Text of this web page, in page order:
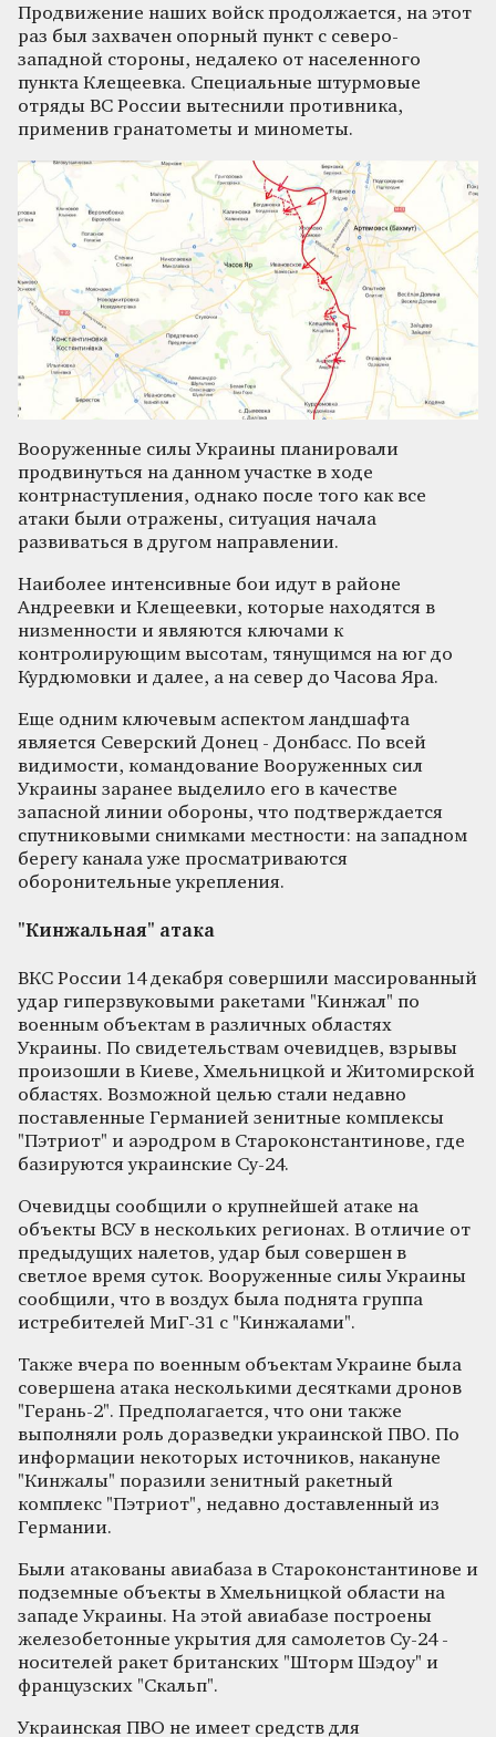
Продвижение наших войск продолжается, на этот
раз был захвачен опорный пункт с северо-
западной стороны, недалеко от населенного
пункта Клещеевка. Специальные штурмовые
отряды ВС России вытеснили противника,
применив гранатометы и минометы.
Вооруженные силы Украины планировали
продвинуться на данном участке в ходе
контрнаступления, однако после того как все
атаки были отражены, ситуация начала
развиваться в другом направлении.
Наиболее интенсивные бои идут в районе
Андреевки и Клещеевки, которые находятся в
низменности и являются ключами к
контролирующим высотам, тянущимся на юг до
Курдюмовки и далее, а на север до Часова Яра.
Еще одним ключевым аспектом ландшафта
является Северский Донец - Донбасс. По всей
видимости, командование Вооруженных сил
Украины заранее выделило его в качестве
запасной линии обороны, что подтверждается
спутниковыми снимками местности: на западном
берегу канала уже просматриваются
оборонительные укрепления.
"Кинжальная" атака
ВКС России 14 декабря совершили массированный
удар гиперзвуковыми ракетами "Кинжал" по
военным объектам в различных областях
Украины. По свидетельствам очевидцев, взрывы
произошли в Киеве, Хмельницкой и Житомирской
областях. Возможной целью стали недавно
поставленные Германией зенитные комплексы
"Пэтриот" и аэродром в Староконстантинове, где
базируются украинские Су-24.
Очевидцы сообщили о крупнейшей атаке на
объекты ВСУ в нескольких регионах. В отличие от
предыдущих налетов, удар был совершен в
светлое время суток. Вооруженные силы Украины
сообщили, что в воздух была поднята группа
истребителей МиГ-31 с "Кинжалами".
Также вчера по военным объектам Украине была
совершена атака несколькими десятками дронов
"Герань-2". Предполагается, что они также
выполняли роль доразведки украинской ПВО. По
информации некоторых источников, накануне
"Кинжалы" поразили зенитный ракетный
комплекс "Пэтриот", недавно доставленный из
Германии.
Были атакованы авиабаза в Староконстантинове и
подземные объекты в Хмельницкой области на
западе Украины. На этой авиабазе построены
железобетонные укрытия для самолетов Су-24 -
носителей ракет британских "Шторм Шэдоу" и
французских "Скальп".
Украинская ПВО не имеет средств для